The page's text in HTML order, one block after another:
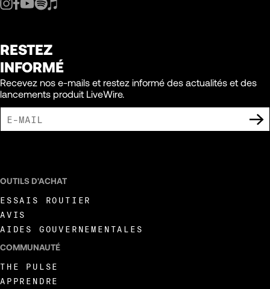
RESTEZ
INFORMÉ
Recevez nos e-mails et restez informé des actualités et des
lancements produit LiveWire.
OUTILS D'ACHAT
ESSAIS ROUTIER
AVIS
AIDES GOUVERNEMENTALES
COMMUNAUTÉ
THE PULSE
APPRENDRE